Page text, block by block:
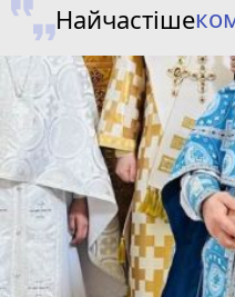
Найчастіше